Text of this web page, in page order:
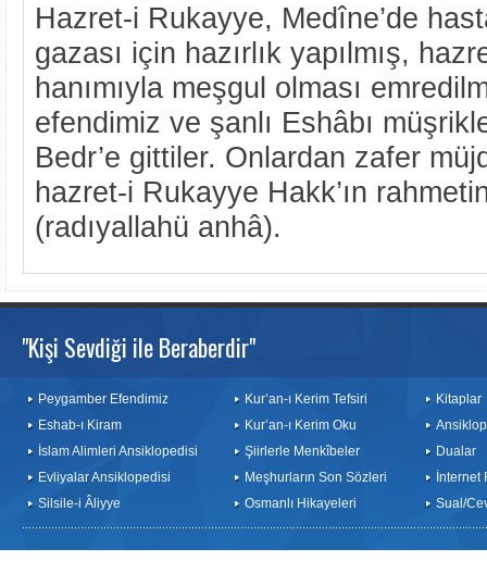
Hazret-i Rukayye, Medîne’de
gazası için hazırlık yapılmış,
hanımıyla meşgul olması
efendimiz ve şanlı Eshâbı
Bedr’e gittiler. Onlardan zafer
hazret-i Rukayye Hakk’ın
(radıyallahü anhâ).
"Kişi Sevdiği ile Beraberdir"
Peygamber Efendimiz
Eshab-ı Kiram
İslam Alimleri Ansiklopedisi
Evliyalar Ansiklopedisi
Silsile-i Âliyye
Kur’an-ı Kerim Tefsiri
Kur’an-ı Kerim Oku
Şiirlerle Menkîbeler
Meşhurların Son Sözleri
Osmanlı Hikayeleri
Kitaplar
Dualar
İnternet
Sual/